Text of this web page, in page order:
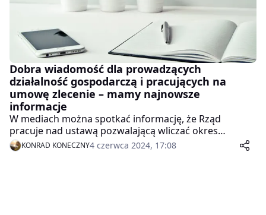
Dobra wiadomość dla prowadzących
działalność gospodarczą i pracujących na
umowę zlecenie – mamy najnowsze
informacje
W mediach można spotkać informację, że Rząd
pracuje nad ustawą pozwalającą wliczać okres
prowadzenia działalności gospodarczej oraz pracy na
umowę zlecenie do stażu pracy. Jest to ważne,
KONRAD KONECZNY4 czerwca 2024, 17:08